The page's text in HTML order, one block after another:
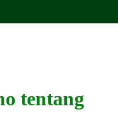
tentang